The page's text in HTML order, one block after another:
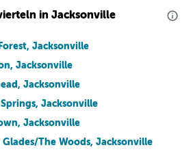
in Jacksonville
Jacksonville
Jacksonville
Jacksonville
Jacksonville
Jacksonville
The Woods, Jacksonville